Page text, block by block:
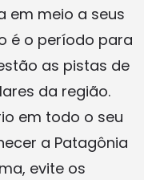
em meio a seus
é o período para
as pistas de
da região.
em todo o seu
a Patagônia
evite os